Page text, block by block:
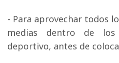
- Para aprovechar todos
medias dentro de
deportivo, antes de